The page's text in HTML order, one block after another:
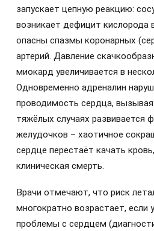
запускает цепную реакцию:
возникает дефицит кислорода
опасны спазмы коронарных
артерий. Давление
миокард увеличивается в
Одновременно адреналин
проводимость сердца,
тяжёлых случаях развивается
желудочков – хаотичное
сердце перестаёт качать
клиническая смерть.
Врачи отмечают, что риск
многократно возрастает, если
проблемы с сердцем